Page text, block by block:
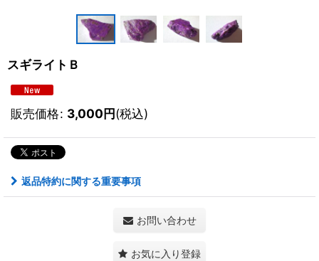
スギライトＢ
販売価格: 3,000円(税込)
返品特約に関する重要事項
お問い合わせ
お気に入り登録